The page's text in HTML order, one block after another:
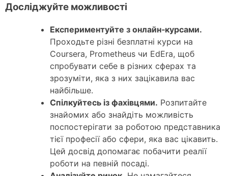
Досліджуйте можливості
Експериментуйте з онлайн‑курсами.
Проходьте різні безплатні курси на
Coursera, Prometheus чи EdEra, щоб
спробувати себе в різних сферах та
зрозуміти, яка з них зацікавила вас
найбільше.
Спілкуйтесь із фахівцями. Розпитайте
знайомих або знайдіть можливість
поспостерігати за роботою представника
тієї професії або сфери, яка вас цікавить.
Цей досвід допомагає побачити реалії
роботи на певній посаді.